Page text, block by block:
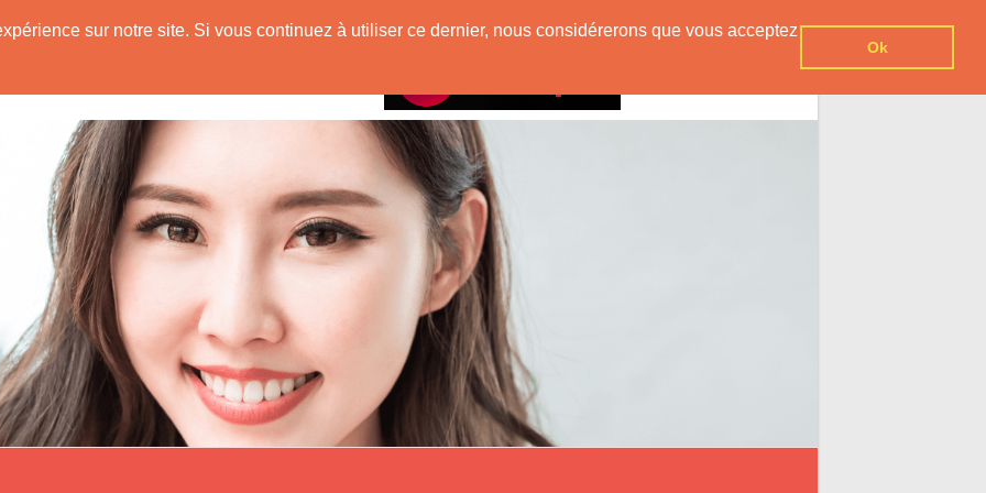
sur notre site. Si vous continuez à utiliser ce dernier, nous considérerons que vous acceptez
Ok
Originaire de Chine !